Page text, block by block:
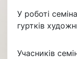
У роботі
гуртків
Учасників